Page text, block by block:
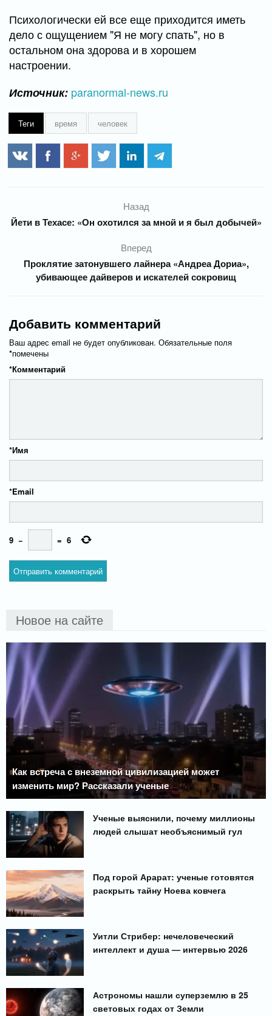
Психологически ей все еще приходится иметь
дело с ощущением "Я не могу спать", но в
остальном она здорова и в хорошем
настроении.
Источник: paranormal-news.ru
Теги время человек
Назад
Йети в Техасе: «Он охотился за мной и я был добычей»
Вперед
Проклятие затонувшего лайнера «Андреа Дориа»,
убивающее дайверов и искателей сокровищ
Добавить комментарий
Ваш адрес email не будет опубликован. Обязательные поля
помечены
*
Комментарий
*
Имя
*
Email
*
9 − = 6
Новое на сайте
Как встреча с внеземной цивилизацией может
изменить мир? Рассказали ученые
Ученые выяснили, почему миллионы
людей слышат необъяснимый гул
Под горой Арарат: ученые готовятся
раскрыть тайну Ноева ковчега
Уитли Стрибер: нечеловеческий
интеллект и душа — интервью 2026
Астрономы нашли суперземлю в 25
световых годах от Земли